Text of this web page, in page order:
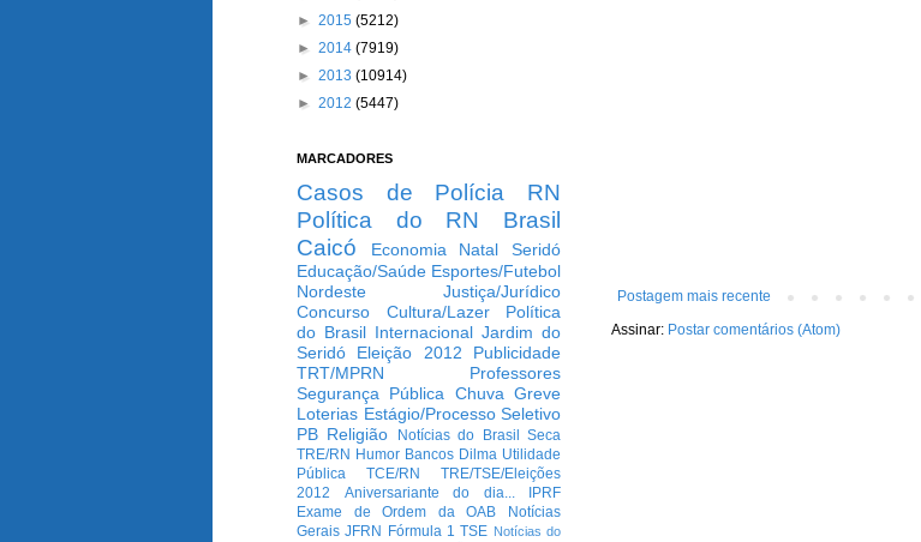
Postagem mais recente
Assinar: Postar comentários (Atom)
► 2015 (5212)
► 2014 (7919)
► 2013 (10914)
► 2012 (5447)
MARCADORES
Casos de Polícia
RN
Política do RN
Brasil
Caicó
Economia Natal
Seridó
Educação/Saúde Esportes/Futebol
Nordeste
Justiça/Jurídico
Concurso
Cultura/Lazer
Política
do Brasil Internacional Jardim do
Seridó
Eleição 2012
Publicidade
TRT/MPRN
Professores
Segurança Pública Chuva Greve
Loterias Estágio/Processo Seletivo
PB Religião Notícias do Brasil
Seca
TRE/RN Humor Bancos Dilma Utilidade
Pública
TCE/RN
TRE/TSE/Eleições
2012
Aniversariante do dia...
IPRF
Exame de Ordem da OAB
Notícias
Gerais JFRN Fórmula 1 TSE Notícias do